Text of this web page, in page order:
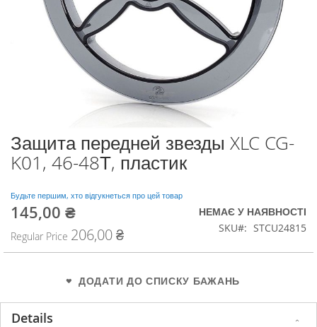
Перейти
до
початку
зображень
Защита передней звезды XLC CG-
K01, 46-48Т, пластик
Будьте першим, хто відгукнеться про цей товар
Special
145,00 ₴
Regular Price 206,00 ₴
НЕМАЄ У НАЯВНОСТІ
SKU
STCU24815
ДОДАТИ ДО СПИСКУ БАЖАНЬ
Details